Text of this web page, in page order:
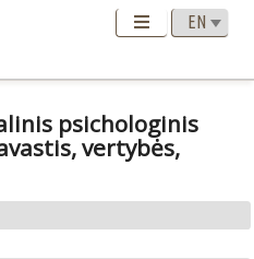
psichologinis
vertybės,